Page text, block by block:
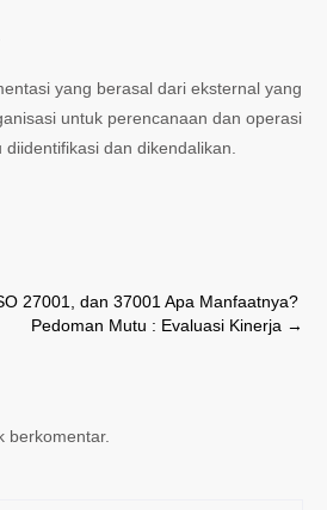
yang berasal dari eksternal yang
untuk perencanaan dan operasi
dan dikendalikan.
27001, dan 37001 Apa Manfaatnya?
Pedoman Mutu : Evaluasi Kinerja →
berkomentar.